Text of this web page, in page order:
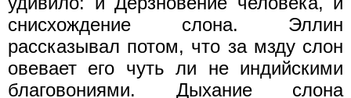
снисхождение слона. Эллин
рассказывал потом, что за мзду слон
овевает его чуть ли не индийскими
благовониями. Дыхание слона